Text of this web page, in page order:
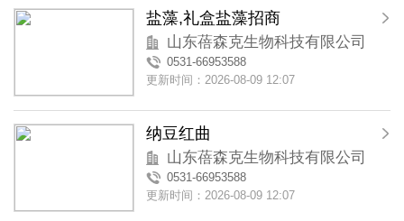
盐藻,礼盒盐藻招商
山东蓓森克生物科技有限公司
0531-66953588
更新时间：2026-08-09 12:07
纳豆红曲
山东蓓森克生物科技有限公司
0531-66953588
更新时间：2026-08-09 12:07